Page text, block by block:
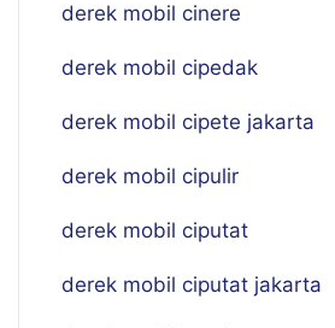
derek mobil cinere
derek mobil cipedak
derek mobil cipete jakarta
derek mobil cipulir
derek mobil ciputat
derek mobil ciputat jakarta